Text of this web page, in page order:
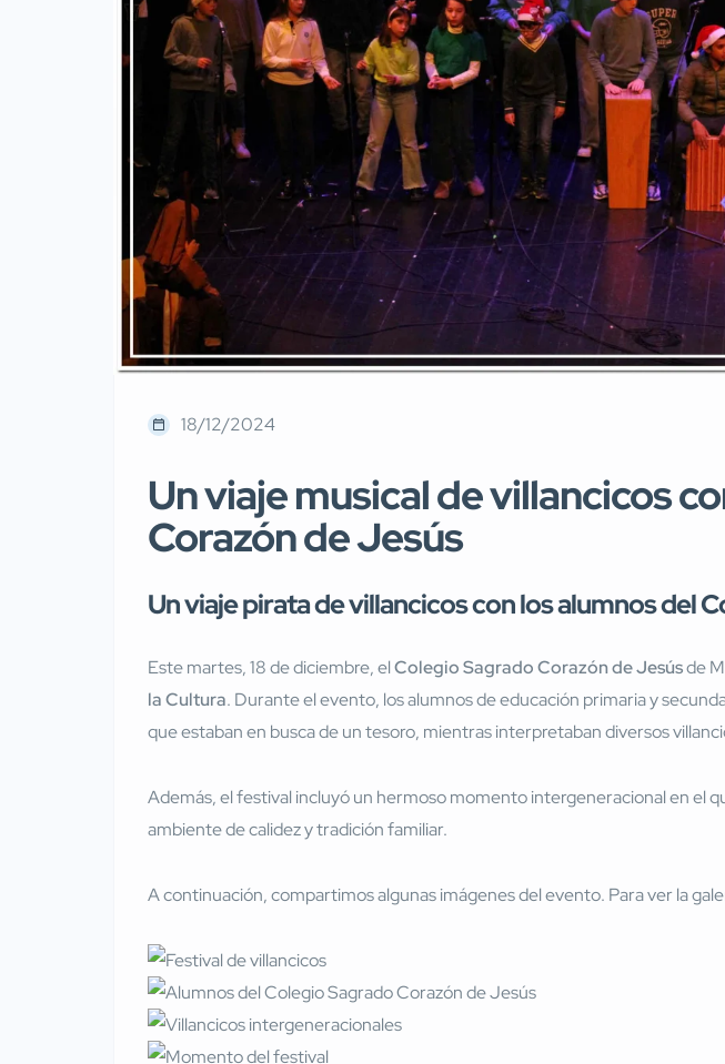
18/12/2024
Un viaje musical de villancicos
Corazón de Jesús
Un viaje pirata de villancicos con los alumnos del
Este martes, 18 de diciembre, elColegio Sagrado Corazón de Jesúsde
la Cultura. Durante el evento, los alumnos de educación primaria y
que estaban en busca de un tesoro, mientras interpretaban diversos
Además, el festival incluyó un hermoso momento intergeneracional en el
ambiente de calidez y tradición familiar.
A continuación, compartimos algunas imágenes del evento. Para ver la